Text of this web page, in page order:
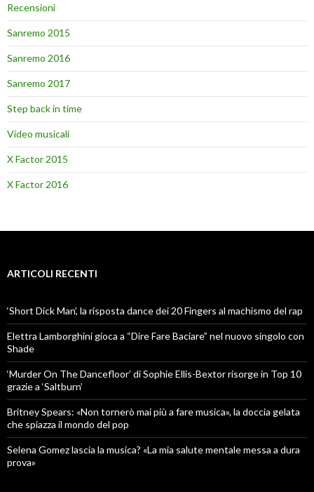
Recensioni
Sanremo 2015
Sanremo 2016
Sanremo 2017
Step back in time
Video musicali
X Factor 2015
X Factor 2016
ARTICOLI RECENTI
‘Short Dick Man’, la risposta dance dei 20 Fingers al machismo del rap
Elettra Lamborghini gioca a “Dire Fare Baciare” nel nuovo singolo con
Shade
‘Murder On The Dancefloor’ di Sophie Ellis-Bextor risorge in Top 10
grazie a ‘Saltburn’
Britney Spears: «Non tornerò mai più a fare musica», la doccia gelata
che spiazza il mondo del pop
Selena Gomez lascia la musica? «La mia salute mentale messa a dura
prova»